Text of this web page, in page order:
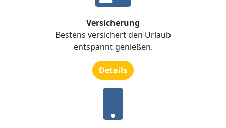
Versicherung
Bestens versichert den Urlaub
entspannt genießen.
Details